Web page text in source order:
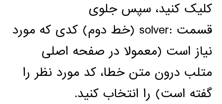
کلیک کنید، سپس جلوی
قسمت solver: (خط دوم) کدی که مورد
نیاز است (معمولا در صفحه اصلی
متلب درون متن خطا، کد مورد نظر را
گفته است) را انتخاب کنید.